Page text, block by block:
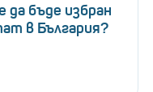
да бъде избран
в България?